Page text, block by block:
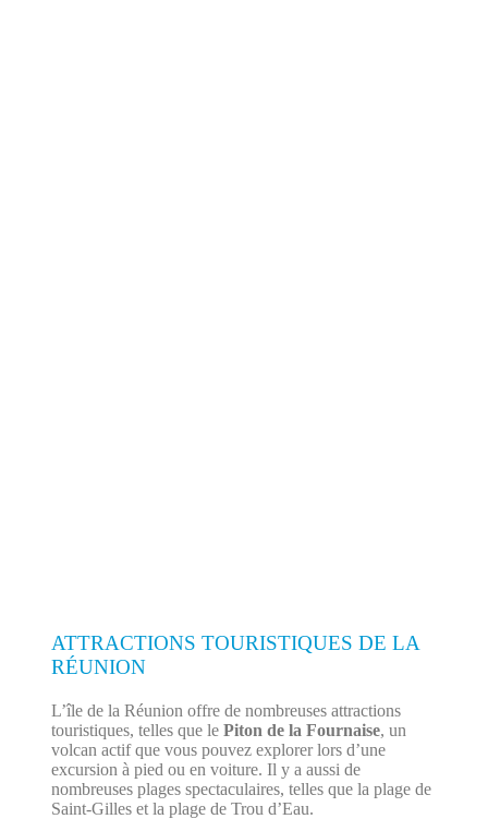
ATTRACTIONS TOURISTIQUES DE LA
RÉUNION
L’île de la Réunion offre de nombreuses attractions
touristiques, telles que le Piton de la Fournaise, un
volcan actif que vous pouvez explorer lors d’une
excursion à pied ou en voiture. Il y a aussi de
nombreuses plages spectaculaires, telles que la plage de
Saint-Gilles et la plage de Trou d’Eau.